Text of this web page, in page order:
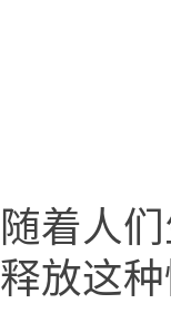
随着人
释放这